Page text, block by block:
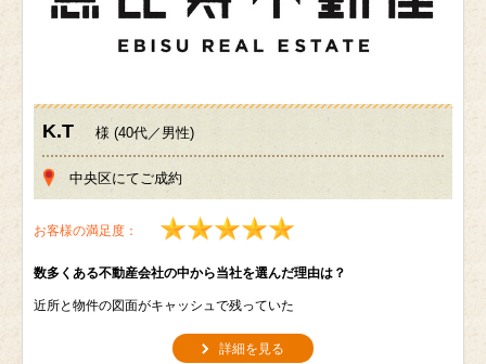
K.T 様 (40代／男性)
中央区にてご成約
お客様の満足度：
数多くある不動産会社の中から当社を選んだ理由は？
近所と物件の図面がキャッシュで残っていた
詳細を見る